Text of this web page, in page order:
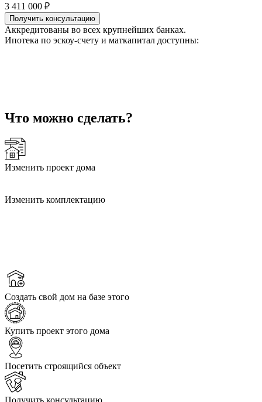
3 411 000 ₽
Получить консультацию
Аккредитованы во всех крупнейших банках.
Ипотека по эскоу-счету и маткапитал доступны:
Что можно сделать?
Изменить проект дома
Изменить комплектацию
Создать свой дом на базе этого
Купить проект этого дома
Посетить строящийся объект